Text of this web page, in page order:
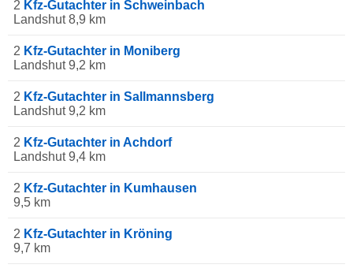
2 Kfz-Gutachter in Schweinbach
Landshut 8,9 km
2 Kfz-Gutachter in Moniberg
Landshut 9,2 km
2 Kfz-Gutachter in Sallmannsberg
Landshut 9,2 km
2 Kfz-Gutachter in Achdorf
Landshut 9,4 km
2 Kfz-Gutachter in Kumhausen
9,5 km
2 Kfz-Gutachter in Kröning
9,7 km